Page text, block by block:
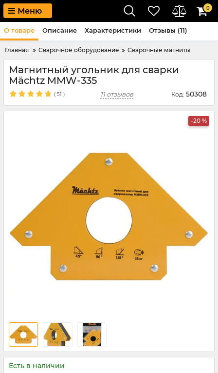
Меню 0
Главная Сварочное оборудование Сварочные магниты
Магнитный угольник для сварки
Mächtz MMW-335
( 51 ) 11 отзывов Код: 50308
-20 %
Есть в наличии
О товаре Описание Характеристики Отзывы (11)